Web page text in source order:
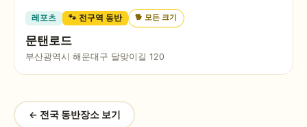
레포츠 🐾 전구역 동반 🐕모든 크기
문탠로드
부산광역시 해운대구 달맞이길 120
← 전국 동반장소 보기